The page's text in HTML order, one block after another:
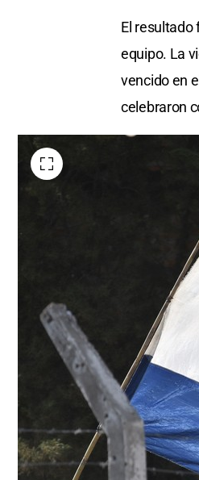
El resultado
equipo. La
vencido en
celebraron